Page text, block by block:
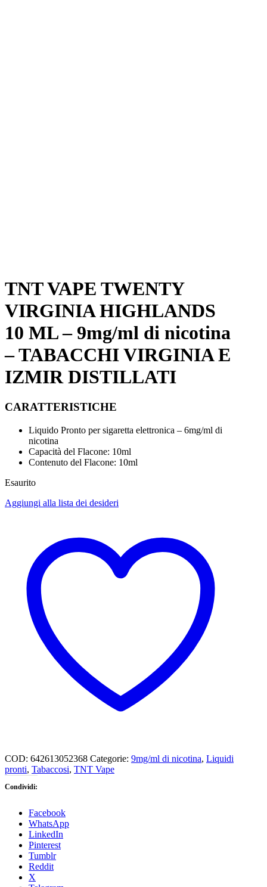
TNT VAPE TWENTY
VIRGINIA HIGHLANDS
10 ML – 9mg/ml di nicotina
– TABACCHI VIRGINIA E
IZMIR DISTILLATI
CARATTERISTICHE
Liquido Pronto per sigaretta elettronica – 6mg/ml di
nicotina
Capacità del Flacone: 10ml
Contenuto del Flacone: 10ml
Esaurito
Aggiungi alla lista dei desideri
COD: 642613052368 Categorie: 9mg/ml di nicotina, Liquidi
pronti, Tabaccosi, TNT Vape
Condividi:
Facebook
WhatsApp
LinkedIn
Pinterest
Tumblr
Reddit
X